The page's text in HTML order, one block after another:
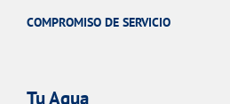
COMPROMISO DE SERVICIO
Tu Agua